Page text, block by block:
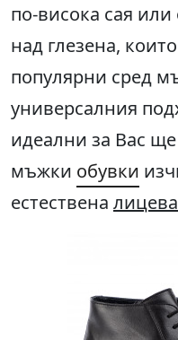
по-висока сая
над глезена,
популярни сред
универсалния
идеални за Вас
мъжки обувки
естествена